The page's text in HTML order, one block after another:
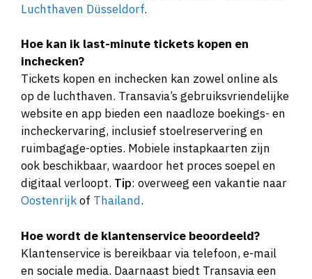
Luchthaven Düsseldorf.
Hoe kan ik last-minute tickets kopen en
inchecken?
Tickets kopen en inchecken kan zowel online als
op de luchthaven. Transavia’s gebruiksvriendelijke
website en app bieden een naadloze boekings- en
incheckervaring, inclusief stoelreservering en
ruimbagage-opties. Mobiele instapkaarten zijn
ook beschikbaar, waardoor het proces soepel en
digitaal verloopt. Tip: overweeg een vakantie naar
Oostenrijkof Thailand.
Hoe wordt de klantenservice beoordeeld?
Klantenservice is bereikbaar via telefoon, e-mail
en sociale media. Daarnaast biedt Transavia een